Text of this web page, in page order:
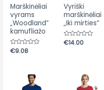
Marškinėliai
vyrams
„Woodland”
kamufliažo
Įvertinimas:
0
€9.08
Vyriški
marškinėliai
„Iki mirties”
Įvertinimas:
0
€14.00